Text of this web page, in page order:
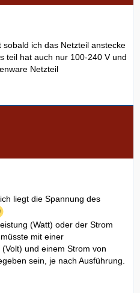
ich das Netzteil anstecke
teil hat auch nur 100-240 V und
Netzteil
liegt die Spannung des
(Watt) oder der Strom
mit einer
und einem Strom von
sein, je nach Ausführung.